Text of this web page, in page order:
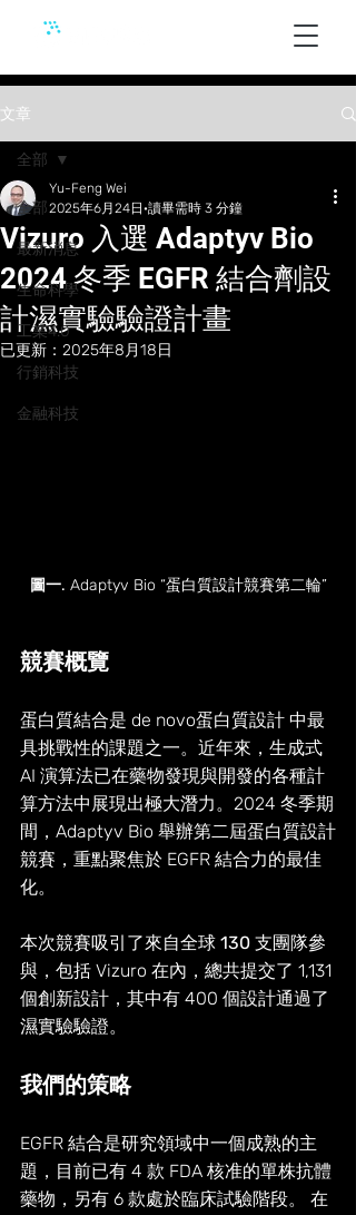
文章
全部
最新消息
生命科學
工業4.0
行銷科技
金融科技
全部
Vizuro 入選 Adaptyv Bio
2024 冬季 EGFR 結合劑設
計濕實驗驗證計畫
Yu-Feng Wei
2025年6月24日 讀畢需時 3 分鐘
已更新： 2025年8月18日
圖一. Adaptyv Bio “蛋白質設計競賽第二輪”
競賽概覽
蛋白質結合是 de novo蛋白質設計 中最
具挑戰性的課題之一。近年來，生成式
AI 演算法已在藥物發現與開發的各種計
算方法中展現出極大潛力。2024 冬季期
間，Adaptyv Bio 舉辦第二屆蛋白質設計
競賽，重點聚焦於 EGFR 結合力的最佳
化。
本次競賽吸引了來自全球 130 支團隊參
與，包括 Vizuro 在內，總共提交了 1,131
個創新設計，其中有 400 個設計通過了
濕實驗驗證。
我們的策略
EGFR 結合是研究領域中一個成熟的主
題，目前已有 4 款 FDA 核准的單株抗體
藥物，另有 6 款處於臨床試驗階段。 在